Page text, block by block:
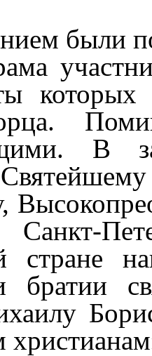
были
В
Санкт-
стране
братии